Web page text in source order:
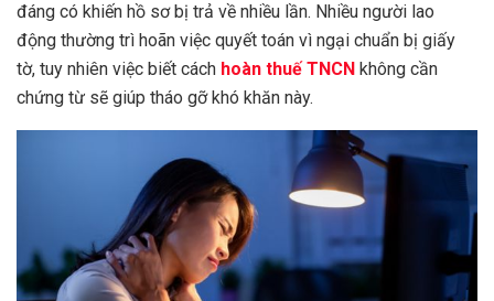
đáng có khiến hồ sơ bị trả về nhiều lần. Nhiều người lao
động thường trì hoãn việc quyết toán vì ngại chuẩn bị giấy
tờ, tuy nhiên việc biết cách hoàn thuế TNCN không cần
chứng từ sẽ giúp tháo gỡ khó khăn này.